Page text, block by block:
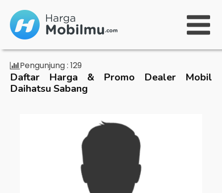
Pengunjung : 129
Daftar Harga & Promo Dealer Mobil
Daihatsu Sabang